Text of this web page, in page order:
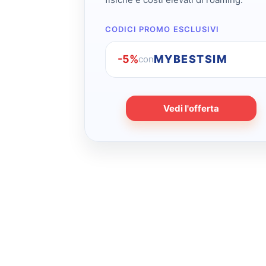
CODICI PROMO ESCLUSIVI
-5%conMYBESTSIM
Vedi l'offerta